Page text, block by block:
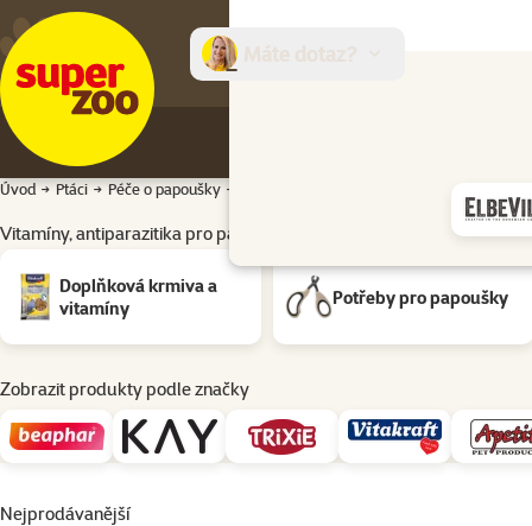
Úvod Ptáci Péče o papoušky
Vitamíny, antiparazitika pro papoušky Druh ptactva: Malý papoušek
Doplňková krmiva a
vitamíny
Potřeby pro papoušky
Zobrazit produkty podle značky
Nejprodávanější